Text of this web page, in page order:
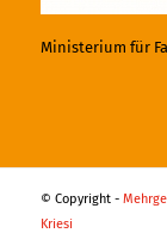
Ministerium für
© Copyright -
Kriesi